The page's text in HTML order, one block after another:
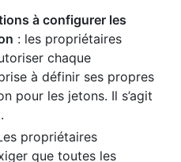
à configurer les
: les propriétaires
chaque
à définir ses propres
pour les jetons. Il s’agit
propriétaires
que toutes les